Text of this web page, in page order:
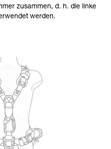
zusammen, d. h. die linke
werden.